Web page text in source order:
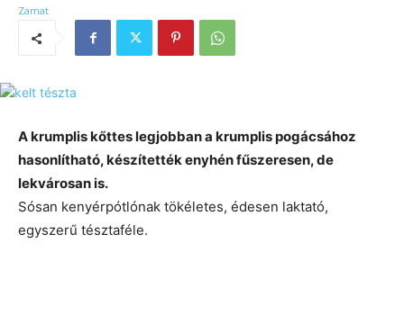
A krumplis kőttes legjobban a krumplis pogácsához
hasonlítható, készítették enyhén fűszeresen, de
lekvárosan is.
Sósan kenyérpótlónak tökéletes, édesen laktató,
egyszerű tésztaféle.